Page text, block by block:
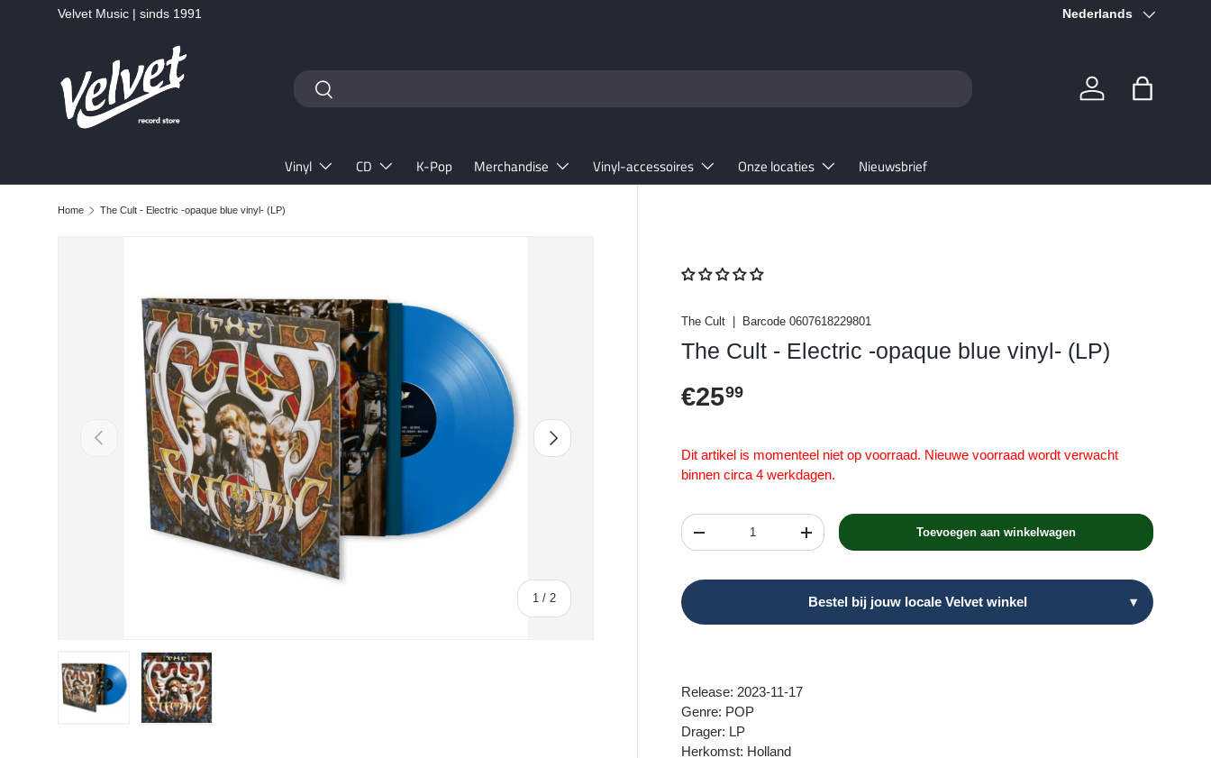
Velvet Music | sinds 1991 ★★★★★ 4.6/5Google
Taal
Nederlands
ZoekenZoeken
InloggenTas
Vinyl CD K-Pop Merchandise Vinyl-accessoires Onze locaties Nieuwsbrief
Home The Cult - Electric -opaque blue vinyl- (LP)
Vorige
1 /van
2
Volgende
The Cult Barcode 0607618229801
The Cult - Electric -opaque blue vinyl- (LP)
Reguliere prijs
€2599
Dit artikel is momenteel niet op voorraad. Nieuwe voorraad wordt verwacht
binnen circa 4 werkdagen.
Aantal
Verlaag de hoeveelheidVerhoog de hoeveelheidToevoegen aan winkelwagen
Bestel bij jouw locale Velvet winkel ▾
Release: 2023-11-17
Genre: POP
Drager: LP
Herkomst: Holland